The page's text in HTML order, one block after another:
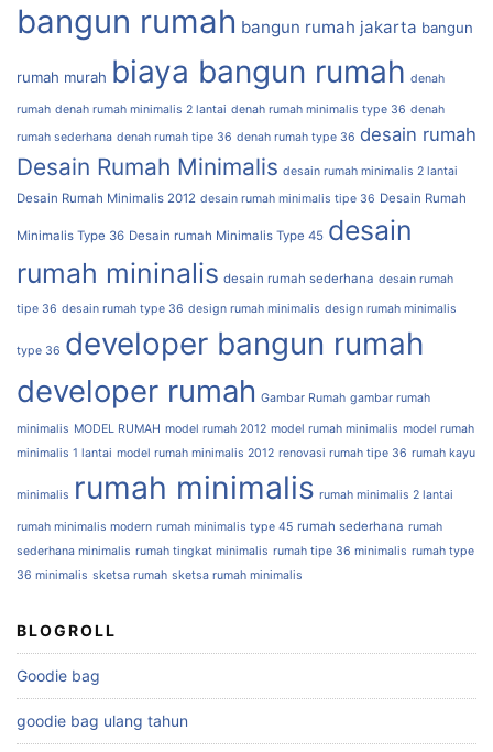
bangun rumah bangun rumah jakarta bangun
rumah murah biaya bangun rumah denah
rumah denah rumah minimalis 2 lantai denah rumah minimalis type 36 denah
rumah sederhana denah rumah tipe 36 denah rumah type 36 desain rumah
Desain Rumah Minimalis desain rumah minimalis 2 lantai
Desain Rumah Minimalis 2012 desain rumah minimalis tipe 36 Desain Rumah
Minimalis Type 36 Desain rumah Minimalis Type 45 desain
rumah mininalis desain rumah sederhana desain rumah
tipe 36 desain rumah type 36 design rumah minimalis design rumah minimalis
type 36 developer bangun rumah
developer rumah Gambar Rumah gambar rumah
minimalis MODEL RUMAH model rumah 2012 model rumah minimalis model rumah
minimalis 1 lantai model rumah minimalis 2012 renovasi rumah tipe 36 rumah kayu
minimalis rumah minimalis rumah minimalis 2 lantai
rumah minimalis modern rumah minimalis type 45 rumah sederhana rumah
sederhana minimalis rumah tingkat minimalis rumah tipe 36 minimalis rumah type
36 minimalis sketsa rumah sketsa rumah minimalis
BLOGROLL
Goodie bag
goodie bag ulang tahun